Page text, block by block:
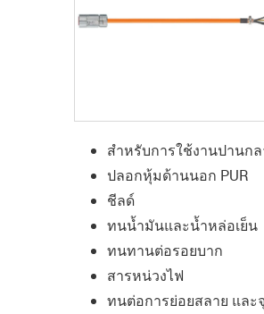
สำหรับการใช้งานปานกล
ปลอกหุ้มด้านนอก PUR
ชีลด์
ทนน้ำมันและน้ำหล่อเย็น
ทนทานต่อรอยบาก
สารหน่วงไฟ
ทนต่อการย่อยสลาย และ